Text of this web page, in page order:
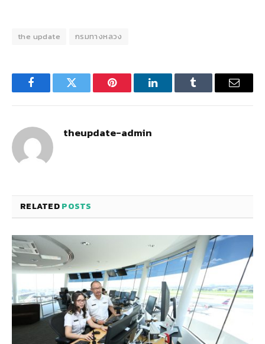
the update กรมทางหลวง
FacebookTwitter Pinterest LinkedInTumblr Email
theupdate-admin
RELATEDPOSTS